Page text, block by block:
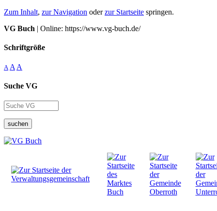
Zum Inhalt, zur Navigation oderzur Startseite springen.
VG Buch | Online: https://www.vg-buch.de/
Schriftgröße
A A A
Suche VG
suchen